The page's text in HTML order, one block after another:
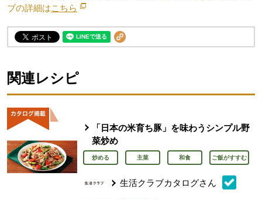
ブの詳細はこちら 別のウィンドウで開きます。
関連レシピ
「日本の米育ち豚」を味わうシンプル野
菜炒め
炒める 主菜 和食 ご飯がすすむ
生活クラブカタログさん